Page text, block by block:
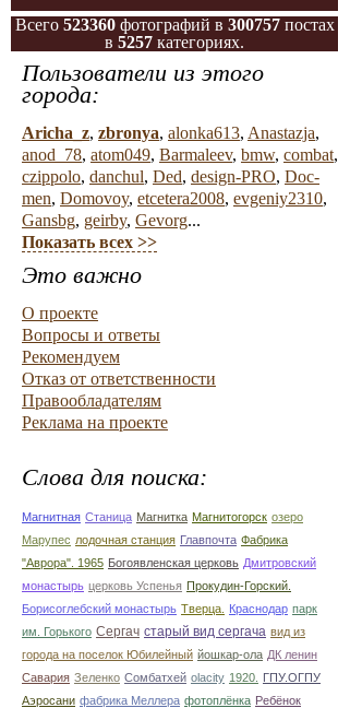
Всего 523360фотографий в 300757постах
в 5257 категориях.
Пользователи из этого
города:
Aricha_z, zbronya, alonka613, Anastazja,
anod_78, atom049, Barmaleev, bmw, combat,
czippolo, danchul, Ded, design-PRO, Doc-
men, Domovoy, etcetera2008, evgeniy2310,
Gansbg, geirby, Gevorg...
Показать всех >>
Это важно
О проекте
Вопросы и ответы
Рекомендуем
Отказ от ответственности
Правообладателям
Реклама на проекте
Слова для поиска:
Магнитная Станица Магнитка Магнитогорск озеро
Марупес лодочная станция Главпочта Фабрика
"Аврора". 1965 Богоявленская церковь Дмитровский
монастырь церковь Успенья Прокудин-Горский.
Борисоглебский монастырь Тверца. Краснодар парк
им. Горького Сергач старый вид сергача вид из
города на поселок Юбилейный йошкар-ола ДК ленин
Савария Зеленко Сомбатхей olacity 1920.
ГПУ.ОГПУ
Аэросани фабрика Меллера фотоплёнка Ребёнок